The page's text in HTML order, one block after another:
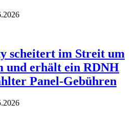
scheitert im Streit um
und erhält ein RDNH
Panel-Gebühren